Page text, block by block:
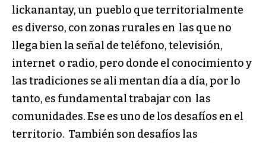
lickanantay, un pueblo que territorialmente
es diverso, con zonas rurales en las que no
llega bien la señal de teléfono, televisión,
internet o radio, pero donde el conocimiento y
las tradiciones se ali mentan día a día, por lo
tanto, es fundamental trabajar con las
comunidades. Ese es uno de los desafíos en el
territorio. También son desafíos las